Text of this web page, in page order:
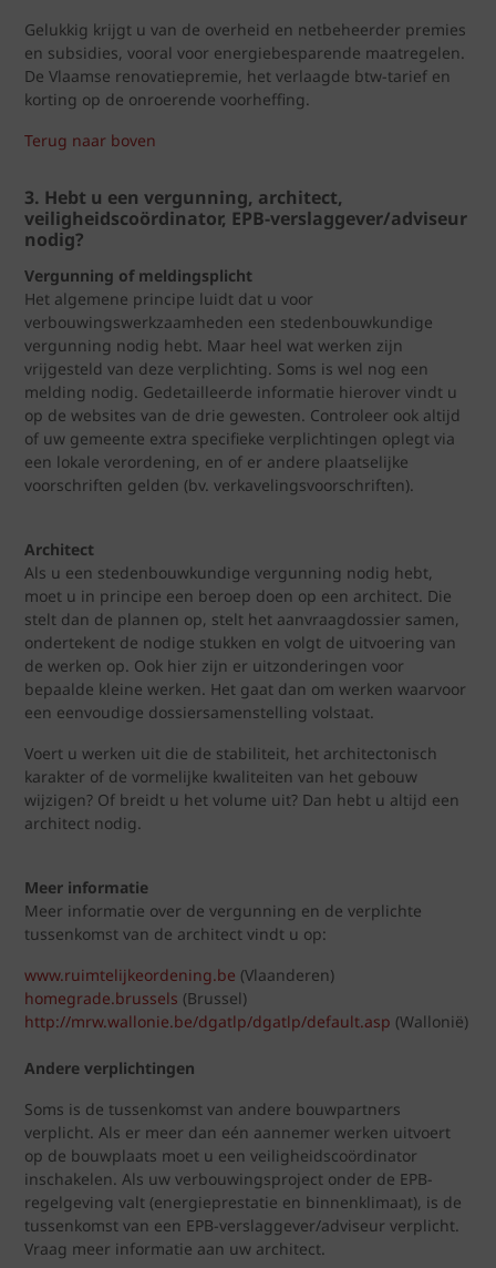
Gelukkig krijgt u van de overheid en netbeheerder premies
en subsidies, vooral voor energiebesparende maatregelen.
De Vlaamse renovatiepremie, het verlaagde btw-tarief en
korting op de onroerende voorheffing.
Terug naar boven
3. Hebt u een vergunning, architect,
veiligheidscoördinator, EPB-verslaggever/adviseur
nodig?
Vergunning of meldingsplicht
Het algemene principe luidt dat u voor
verbouwingswerkzaamheden een stedenbouwkundige
vergunning nodig hebt. Maar heel wat werken zijn
vrijgesteld van deze verplichting. Soms is wel nog een
melding nodig. Gedetailleerde informatie hierover vindt u
op de websites van de drie gewesten. Controleer ook altijd
of uw gemeente extra specifieke verplichtingen oplegt via
een lokale verordening, en of er andere plaatselijke
voorschriften gelden (bv. verkavelingsvoorschriften).
Architect
Als u een stedenbouwkundige vergunning nodig hebt,
moet u in principe een beroep doen op een architect. Die
stelt dan de plannen op, stelt het aanvraagdossier samen,
ondertekent de nodige stukken en volgt de uitvoering van
de werken op. Ook hier zijn er uitzonderingen voor
bepaalde kleine werken. Het gaat dan om werken waarvoor
een eenvoudige dossiersamenstelling volstaat.
Voert u werken uit die de stabiliteit, het architectonisch
karakter of de vormelijke kwaliteiten van het gebouw
wijzigen? Of breidt u het volume uit? Dan hebt u altijd een
architect nodig.
Meer informatie
Meer informatie over de vergunning en de verplichte
tussenkomst van de architect vindt u op:
www.ruimtelijkeordening.be (Vlaanderen)
homegrade.brussels (Brussel)
http://mrw.wallonie.be/dgatlp/dgatlp/default.asp (Wallonië)
Andere verplichtingen
Soms is de tussenkomst van andere bouwpartners
verplicht. Als er meer dan eén aannemer werken uitvoert
op de bouwplaats moet u een veiligheidscoördinator
inschakelen. Als uw verbouwingsproject onder de EPB-
regelgeving valt (energieprestatie en binnenklimaat), is de
tussenkomst van een EPB-verslaggever/adviseur verplicht.
Vraag meer informatie aan uw architect.